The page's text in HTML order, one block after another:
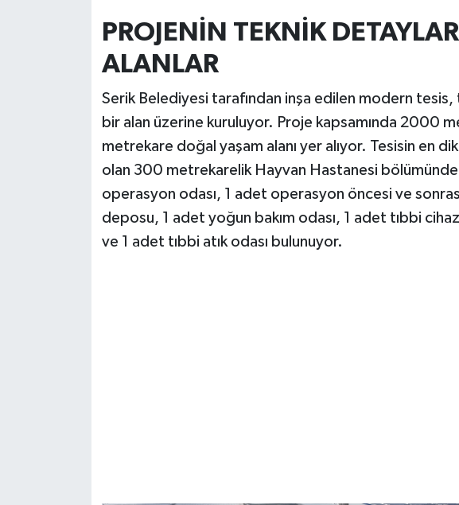
PROJENİN TEKNİK
ALANLAR
Serik Belediyesi tarafından inşa edilen modern
bir alan üzerine kuruluyor. Proje kapsamında 2000
metrekare doğal yaşam alanı yer alıyor. Tesisin en
olan 300 metrekarelik Hayvan Hastanesi
operasyon odası, 1 adet operasyon öncesi ve
deposu, 1 adet yoğun bakım odası, 1 adet tıbbi
ve 1 adet tıbbi atık odası bulunuyor.